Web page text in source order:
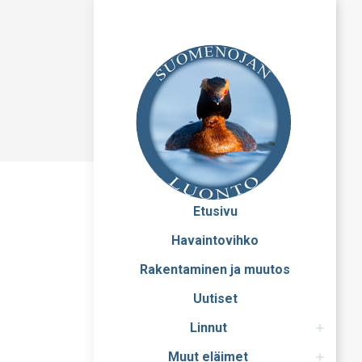
Etusivu
Havaintovihko
Rakentaminen ja muutos
Uutiset
Linnut
Muut eläimet